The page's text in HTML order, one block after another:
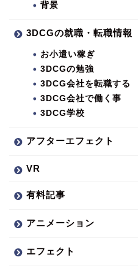
背景
3DCGの就職・転職情報
お小遣い稼ぎ
3DCGの勉強
3DCG会社を転職する
3DCG会社で働く事
3DCG学校
アフターエフェクト
VR
有料記事
アニメーション
エフェクト